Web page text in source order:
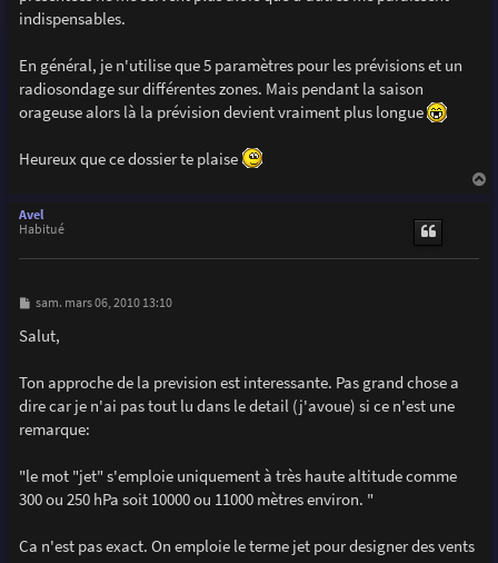
indispensables.
En général, je n'utilise que 5 paramètres pour les prévisions et un
radiosondage sur différentes zones. Mais pendant la saison
orageuse alors là la prévision devient vraiment plus longue
Heureux que ce dossier te plaise
Avel
Habitué
M
s
s
e
sam. mars 06, 2010 13:10
Salut,
Ton approche de la prevision est interessante. Pas grand chose a
dire car je n'ai pas tout lu dans le detail (j'avoue) si ce n'est une
remarque:
"le mot "jet" s'emploie uniquement à très haute altitude comme
300 ou 250 hPa soit 10000 ou 11000 mètres environ. "
Ca n'est pas exact. On emploie le terme jet pour designer des vents